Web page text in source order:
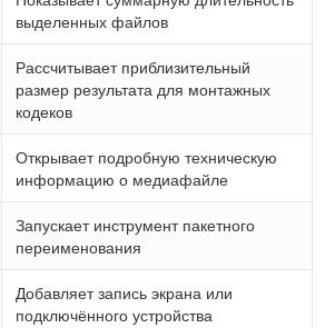
выделенных файлов
Рассчитывает приблизительный
размер результата для монтажных
кодеков
Открывает подробную техническую
информацию о медиафайле
Запускает инструмент пакетного
переименования
Добавляет запись экрана или
подключённого устройства